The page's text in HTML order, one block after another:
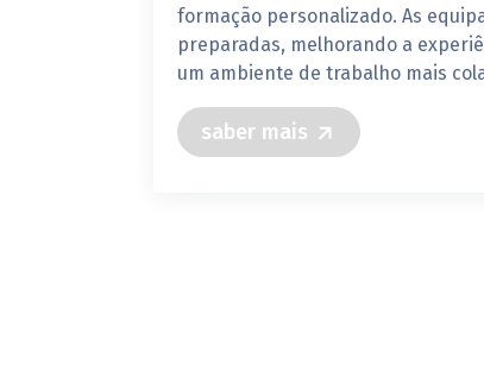
formação personalizado. As
preparadas, melhorando a
um ambiente de trabalho mais
saber mais